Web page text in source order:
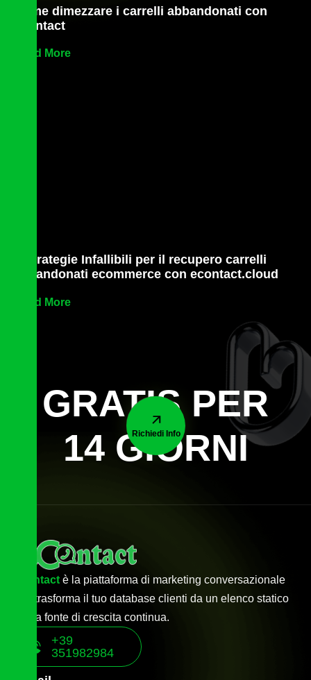
Come dimezzare i carrelli abbandonati con
econtact
Read More
7 Strategie Infallibili per il recupero carrelli
abbandonati ecommerce con econtact.cloud
Read More
GRATIS PER
14 GIORNI
Richiedi Info
econtact è la piattaforma di marketing conversazionale
che trasforma il tuo database clienti da un elenco statico
a una fonte di crescita continua.
+39
351982984